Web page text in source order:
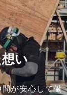
い
が安心して働